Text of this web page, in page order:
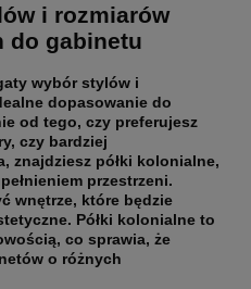
i rozmiarów
do gabinetu
wybór stylów i
dopasowanie do
od tego, czy preferujesz
czy bardziej
znajdziesz półki kolonialne,
przestrzeni.
wnętrze, które będzie
Półki kolonialne to
, co sprawia, że
o różnych